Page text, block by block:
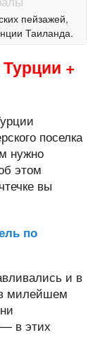
пейзажей,
Таиланда.
+
поселка
нужно
этом
вы
по
и в
милейшем
в этих